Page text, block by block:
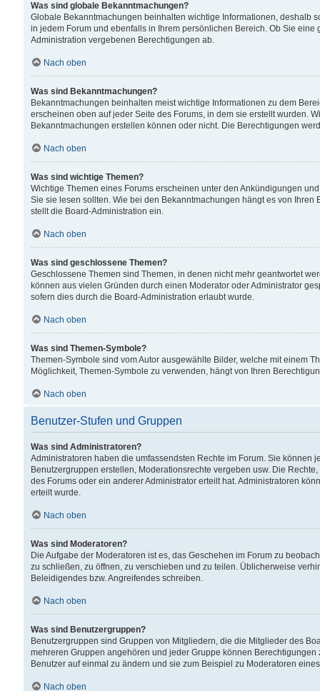
Was sind globale Bekanntmachungen?
Globale Bekanntmachungen beinhalten wichtige Informationen, deshalb
in jedem Forum und ebenfalls in Ihrem persönlichen Bereich. Ob Sie
Administration vergebenen Berechtigungen ab.
Nach oben
Was sind Bekanntmachungen?
Bekanntmachungen beinhalten meist wichtige Informationen zu dem
erscheinen oben auf jeder Seite des Forums, in dem sie erstellt wurden.
Bekanntmachungen erstellen können oder nicht. Die Berechtigungen
Nach oben
Was sind wichtige Themen?
Wichtige Themen eines Forums erscheinen unter den Ankündigungen
Sie sie lesen sollten. Wie bei den Bekanntmachungen hängt es von
stellt die Board-Administration ein.
Nach oben
Was sind geschlossene Themen?
Geschlossene Themen sind Themen, in denen nicht mehr geantwortet
können aus vielen Gründen durch einen Moderator oder Administrator
sofern dies durch die Board-Administration erlaubt wurde.
Nach oben
Was sind Themen-Symbole?
Themen-Symbole sind vom Autor ausgewählte Bilder, welche mit einem
Möglichkeit, Themen-Symbole zu verwenden, hängt von Ihren
Nach oben
Benutzer-Stufen und Gruppen
Was sind Administratoren?
Administratoren haben die umfassendsten Rechte im Forum. Sie können
Benutzergruppen erstellen, Moderationsrechte vergeben usw. Die
des Forums oder ein anderer Administrator erteilt hat. Administratoren
erteilt wurde.
Nach oben
Was sind Moderatoren?
Die Aufgabe der Moderatoren ist es, das Geschehen im Forum zu
zu schließen, zu öffnen, zu verschieben und zu teilen. Üblicherweise
Beleidigendes bzw. Angreifendes schreiben.
Nach oben
Was sind Benutzergruppen?
Benutzergruppen sind Gruppen von Mitgliedern, die die Mitglieder des
mehreren Gruppen angehören und jeder Gruppe können
Benutzer auf einmal zu ändern und sie zum Beispiel zu Moderatoren
Nach oben